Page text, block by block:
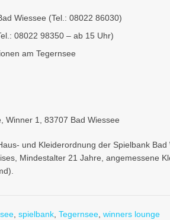
Wiessee (Tel.: 08022 86030)
08022 98350 – ab 15 Uhr)
am Tegernsee
Winner 1, 83707 Bad Wiessee
und Kleiderordnung der Spielbank
Mindestalter 21 Jahre, angemessene
, spielbank, Tegernsee, winners lounge